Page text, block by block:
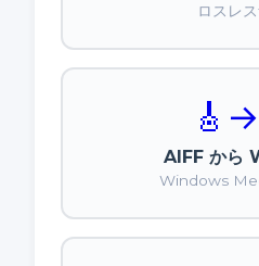
ロスレ
🎸 →
AIFF から
Windows